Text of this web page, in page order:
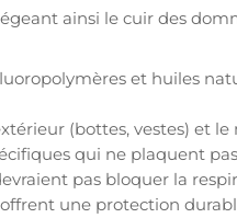
ainsi le cuir des
et huiles
(bottes, vestes) et le
qui ne plaquent
pas bloquer la
une protection